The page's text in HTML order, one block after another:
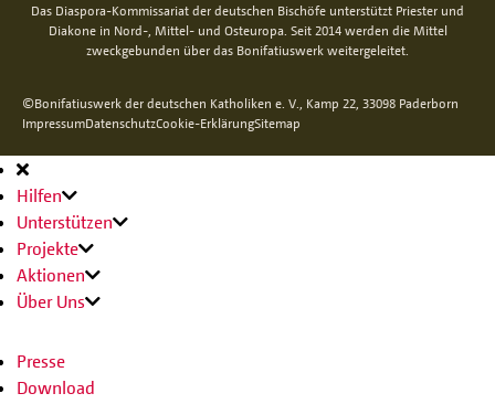
Das Diaspora-Kommissariat der deutschen Bischöfe unterstützt Priester und
Diakone in Nord-, Mittel- und Osteuropa. Seit 2014 werden die Mittel
zweckgebunden über das Bonifatiuswerk weitergeleitet.
©Bonifatiuswerk der deutschen Katholiken e. V., Kamp 22, 33098 Paderborn
ImpressumDatenschutzCookie-ErklärungSitemap
Hauptnavigation
Hilfen
Unterstützen
Projekte
Aktionen
Über Uns
Presse
Download